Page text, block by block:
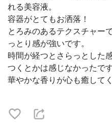
れる美容液。
容器がとてもお洒落！
とろみのあるテクスチャー
っとり感が強いです。
時間が経つとさらっとした
つくとかは感じなかったです
華やかな香りが心も癒して